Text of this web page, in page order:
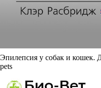
Эпилепсия у собак и кошек.
pets